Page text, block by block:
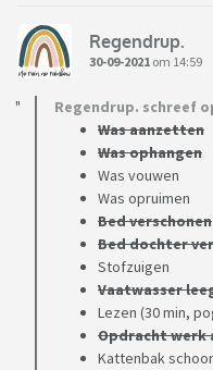
Regendrup.
30-09-2021 om 14:59
Regendrup. schreef
Was aanzetten
Was ophangen
Was vouwen
Was opruimen
Bed verschonen
Bed dochter
Stofzuigen
Vaatwasser
Lezen (30 min,
Opdracht werk
Kattenbak